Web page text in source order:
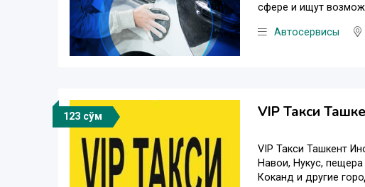
сфере и ищут
Автосервисы
123 сўм VIP Такси
VIP Такси Ташкент
Навои, Нукус,
Коканд и другие